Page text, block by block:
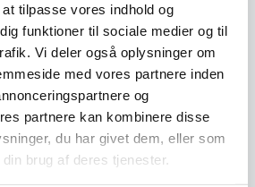
tilpasse vores indhold og
funktioner til sociale medier og til
Vi deler også oplysninger om
med vores partnere inden
og
partnere kan kombinere disse
du har givet dem, eller som
brug af deres tjenester.
& god kvalitet
til varen? Klik her
her